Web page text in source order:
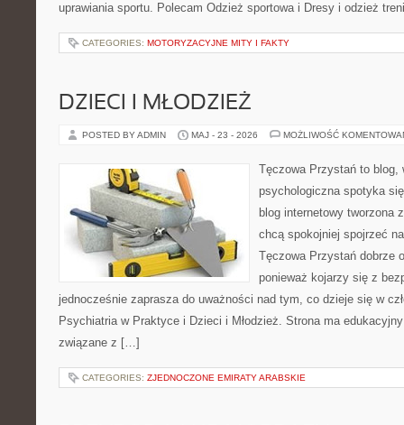
uprawiania sportu. Polecam Odzież sportowa i Dresy i odzież
CATEGORIES: MOTORYZACYJNE MITY I FAKTY
DZIECI I MŁODZIEŻ
POSTED BY ADMIN MAJ - 23 - 2026 MOŻLIWOŚĆ
Tęczowa Przystań to blog,
psychologiczna spotyka
blog internetowy tworzona
chcą spokojniej spojrzeć
Tęczowa Przystań dobrze
ponieważ kojarzy się z
jednocześnie zaprasza do uważności nad tym, co dzieje się w
Psychiatria w Praktyce i Dzieci i Młodzież. Strona ma
związane z […]
CATEGORIES: ZJEDNOCZONE EMIRATY ARABSKIE